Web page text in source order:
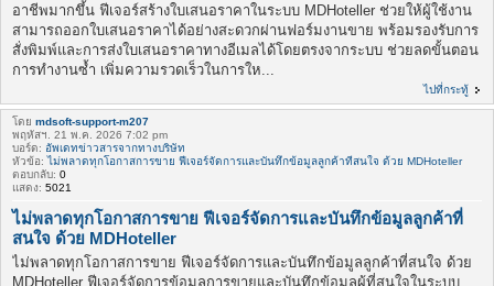
อาชีพมากขึ้น ฟีเจอร์สร้างใบเสนอราคาในระบบ MDHoteller ช่วยให้ผู้ใช้งาน
สามารถออกใบเสนอราคาได้อย่างสะดวกผ่านฟอร์มงานขาย พร้อมรองรับการ
สั่งพิมพ์และการส่งใบเสนอราคาทางอีเมลได้โดยตรงจากระบบ ช่วยลดขั้นตอน
การทำงานซ้ำ เพิ่มความรวดเร็วในการให...
ไปที่กระทู้
โดย mdsoft-support-m207
พฤหัสฯ. 21 พ.ค. 2026 7:02 pm
บอร์ด: อัพเดทข่าวสารจากทางบริษัท
หัวข้อ:ไม่พลาดทุกโอกาสการขาย ฟีเจอร์จัดการและบันทึกข้อมูลลูกค้าที่สนใจ ด้วย MDHoteller
ตอบกลับ: 0
แสดง: 5021
ไม่พลาดทุกโอกาสการขาย ฟีเจอร์จัดการและบันทึกข้อมูลลูกค้าที่
สนใจ ด้วย MDHoteller
ไม่พลาดทุกโอกาสการขาย ฟีเจอร์จัดการและบันทึกข้อมูลลูกค้าที่สนใจ ด้วย
MDHoteller ฟีเจอร์จัดการข้อมูลการขายและบันทึกข้อมูลผู้ที่สนใจในระบบ